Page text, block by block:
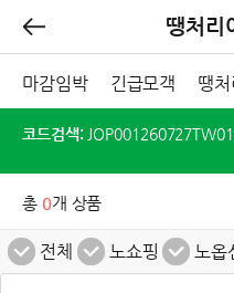
땡처리
마감임박 긴급모객 땡
코드검색: JOP001260727TW01
총 0개 상품
전체 노쇼핑 노옵